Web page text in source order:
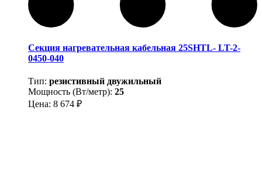
Секция нагревательная кабельная 25SHTL- LT-2-
0450-040
Тип: резистивный двужильный
Мощность (Вт/метр): 25
Цена: 8 674 ₽